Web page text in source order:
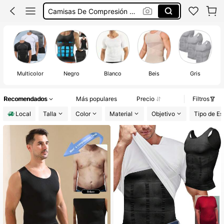
Franela De Compresión Hombre
Compression Shirt Men
Faja Para Hombre
Multicolor Negro Blanco Beis Gris
Recomendados Más populares Precio
Filtros
Local
Talla Color Material Objetivo Tipo de